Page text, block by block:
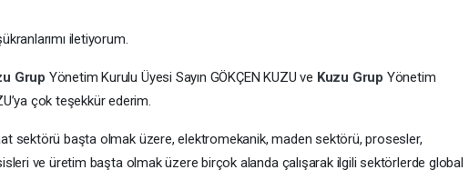
iletiyorum.
Grup Yönetim Kurulu Üyesi Sayın GÖKÇEN KUZU ve Kuzu Grup Yönetim
çok teşekkür ederim.
sektörü başta olmak üzere, elektromekanik, maden sektörü, prosesler,
ve üretim başta olmak üzere birçok alanda çalışarak ilgili sektörlerde global